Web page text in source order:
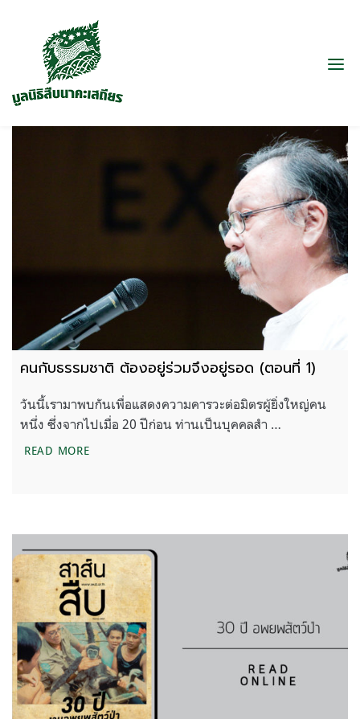
คนกับธรรมชาติ ต้องอยู่ร่วมจึงอยู่รอด (ตอนที่ 1)
วันนี้เรามาพบกันเพื่อแสดงความคารวะต่อมิตรผู้ยิ่งใหญ่คน
หนึ่ง ซึ่งจากไปเมื่อ 20 ปีก่อน ท่านเป็นบุคคลสำ …
READ MOREคนกับธรรมชาติ ต้องอยู่ร่วมจึงอยู่รอด (ตอนที่ 1)